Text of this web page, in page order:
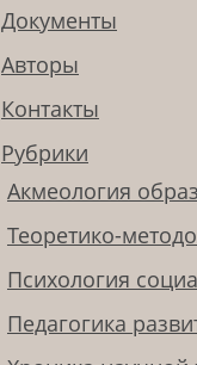
Документы
Авторы
Контакты
Рубрики
Акмеология
Теоретико-
Психология
Педагогика